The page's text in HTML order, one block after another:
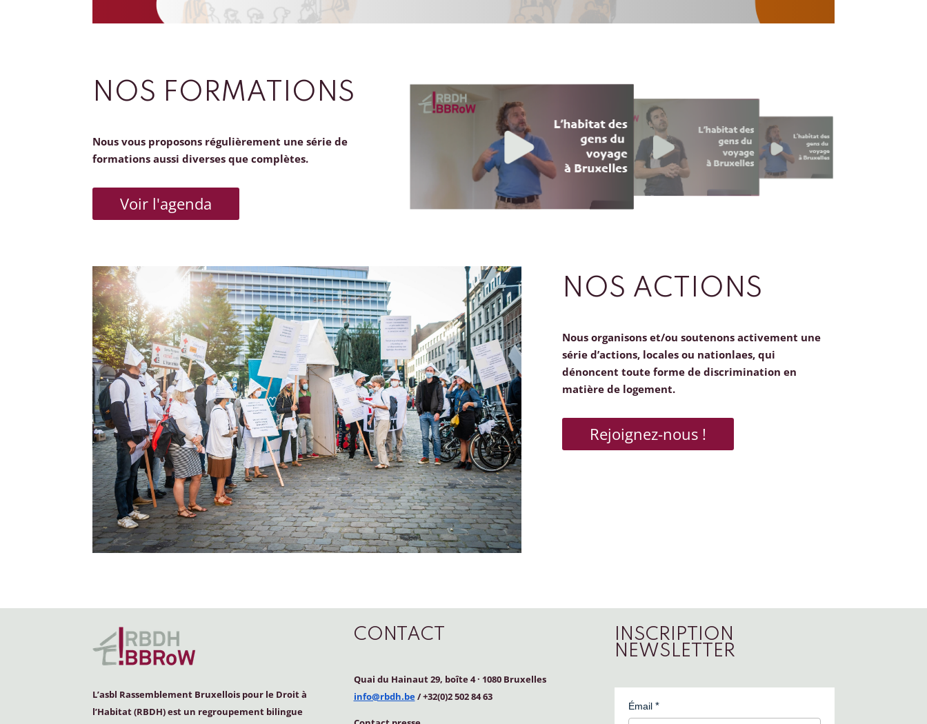
NOS FORMATIONS
Nous vous proposons régulièrement une série de
formations aussi diverses que complètes.
Voir l'agenda
NOS ACTIONS
Nous organisons et/ou soutenons activement une
série d’actions, locales ou nationlaes, qui
dénoncent toute forme de discrimination en
matière de logement.
Rejoignez-nous !
L’asbl Rassemblement Bruxellois pour le Droit à
l’Habitat (RBDH) est un regroupement bilingue
CONTACT
Quai du Hainaut 29, boîte 4· 1080 Bruxelles
info@rbdh.be/ +32(0)2 502 84 63
INSCRIPTION
NEWSLETTER
Émail